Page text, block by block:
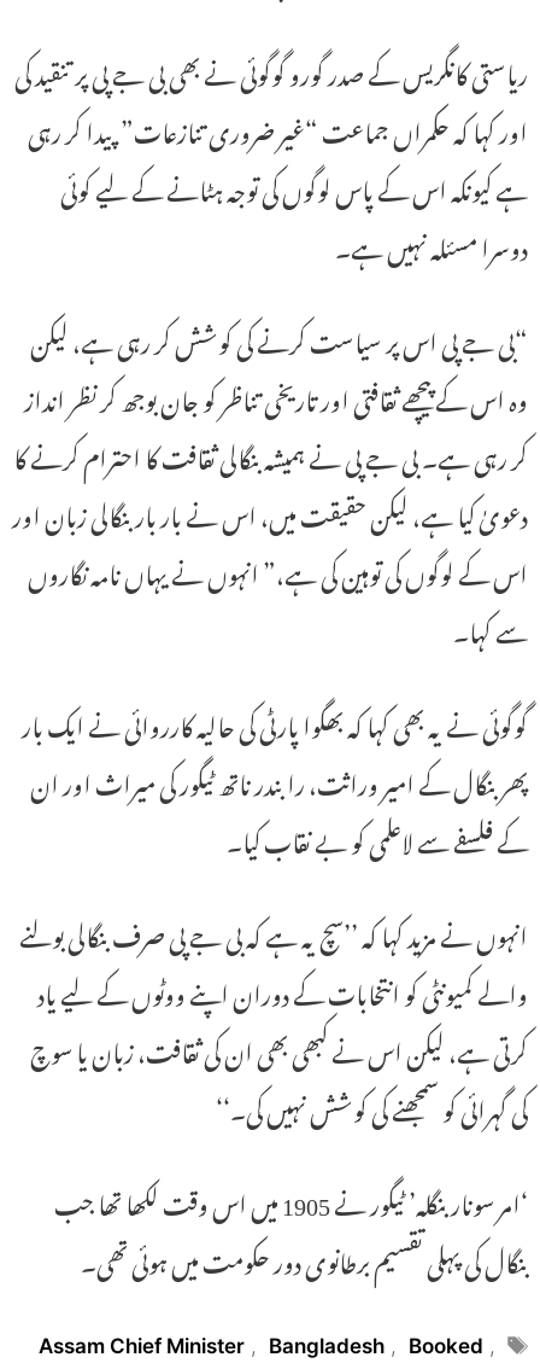
ریاستی کانگریس کے صدر گورو گوگوئی نے بھی بی جے پی پر تنقید کی
اور کہا کہ حکمراں جماعت “غیر ضروری تنازعات” پیدا کر رہی
ہے کیونکہ اس کے پاس لوگوں کی توجہ ہٹانے کے لیے کوئی
دوسرا مسئلہ نہیں ہے۔
“بی جے پی اس پر سیاست کرنے کی کوشش کر رہی ہے، لیکن
وہ اس کے پیچھے ثقافتی اور تاریخی تناظر کو جان بوجھ کر نظر انداز
کر رہی ہے۔ بی جے پی نے ہمیشہ بنگالی ثقافت کا احترام کرنے کا
دعویٰ کیا ہے، لیکن حقیقت میں، اس نے بار بار بنگالی زبان اور
اس کے لوگوں کی توہین کی ہے،” انہوں نے یہاں نامہ نگاروں
سے کہا۔
گوگوئی نے یہ بھی کہا کہ بھگوا پارٹی کی حالیہ کارروائی نے ایک بار
پھر بنگال کے امیر وراثت، رابندر ناتھ ٹیگور کی میراث اور ان
کے فلسفے سے لاعلمی کو بے نقاب کیا۔
انہوں نے مزید کہا کہ ’’سچ یہ ہے کہ بی جے پی صرف بنگالی بولنے
والے کمیونٹی کو انتخابات کے دوران اپنے ووٹوں کے لیے یاد
کرتی ہے، لیکن اس نے کبھی بھی ان کی ثقافت، زبان یا سوچ
کی گہرائی کو سمجھنے کی کوشش نہیں کی۔‘‘
‘امر سونار بنگلہ’ ٹیگور نے 1905 میں اس وقت لکھا تھا جب
بنگال کی پہلی تقسیم برطانوی دور حکومت میں ہوئی تھی۔
Tags
Assam Chief Minister , Bangladesh , Booked ,